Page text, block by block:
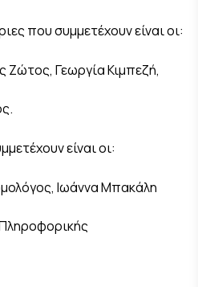
που συμμετέχουν είναι οι:
Ζώτος, Γεωργία Κιμπεζή,
είναι οι:
Ιωάννα Μπακάλη